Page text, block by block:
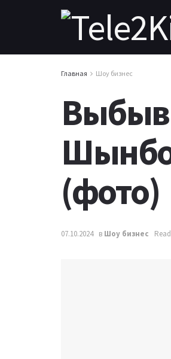
Главная Шоу бизнес
(фото)
07.10.2024 в Шоу бизнес